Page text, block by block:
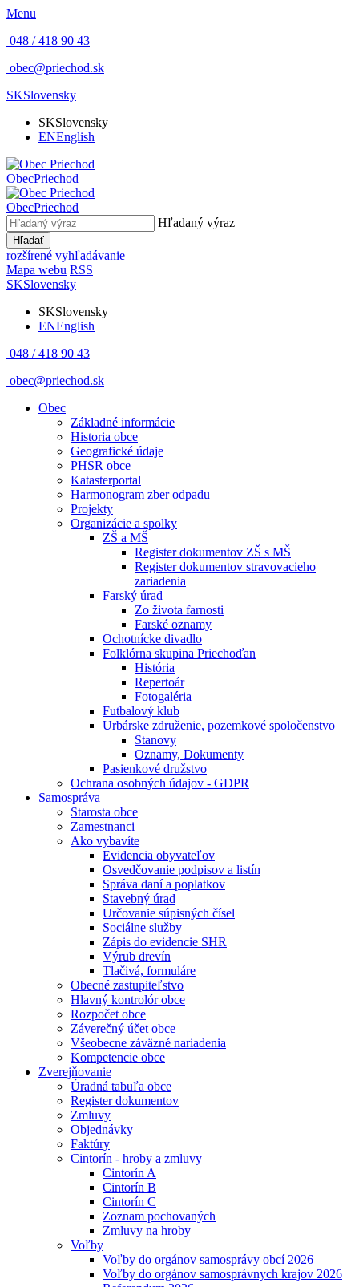
Menu
048 / 418 90 43
obec@priechod.sk
SKSlovensky
SKSlovensky
ENEnglish
ObecPriechod
ObecPriechod
Hľadaný výraz
Hľadať
rozšírené vyhľadávanie
Mapa webu RSS
SKSlovensky
SKSlovensky
ENEnglish
048 / 418 90 43
obec@priechod.sk
Obec
Základné informácie
Historia obce
Geografické údaje
PHSR obce
Katasterportal
Harmonogram zber odpadu
Projekty
Organizácie a spolky
ZŠ a MŠ
Register dokumentov ZŠ s MŠ
Register dokumentov stravovacieho
zariadenia
Farský úrad
Zo života farnosti
Farské oznamy
Ochotnícke divadlo
Folklórna skupina Priechoďan
História
Repertoár
Fotogaléria
Futbalový klub
Urbárske združenie, pozemkové spoločenstvo
Stanovy
Oznamy, Dokumenty
Pasienkové družstvo
Ochrana osobných údajov - GDPR
Samospráva
Starosta obce
Zamestnanci
Ako vybavíte
Evidencia obyvateľov
Osvedčovanie podpisov a listín
Správa daní a poplatkov
Stavebný úrad
Určovanie súpisných čísel
Sociálne služby
Zápis do evidencie SHR
Výrub drevín
Tlačivá, formuláre
Obecné zastupiteľstvo
Hlavný kontrolór obce
Rozpočet obce
Záverečný účet obce
Všeobecne záväzné nariadenia
Kompetencie obce
Zverejňovanie
Úradná tabuľa obce
Register dokumentov
Zmluvy
Objednávky
Faktúry
Cintorín - hroby a zmluvy
Cintorín A
Cintorín B
Cintorín C
Zoznam pochovaných
Zmluvy na hroby
Voľby
Voľby do orgánov samosprávy obcí 2026
Voľby do orgánov samosprávnych krajov 2026